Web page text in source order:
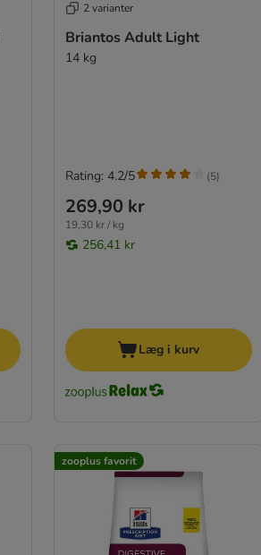
2 varianter
Briantos Adult Light
14 kg
269,90 kr
19,30 kr / kg
256,41 kr
Rating: 4.2/5 (5)
Læg i kurv
zooplus favorit